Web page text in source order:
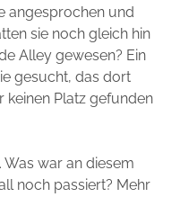
angesprochen und
sie noch gleich hin
Alley gewesen? Ein
gesucht, das dort
keinen Platz gefunden
war an diesem
noch passiert? Mehr